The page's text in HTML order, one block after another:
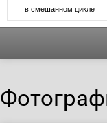
в смешанном цикле